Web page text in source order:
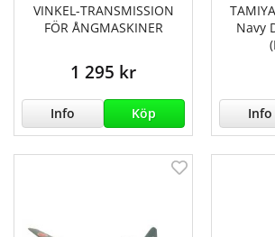
VINKEL-TRANSMISSION
FÖR ÅNGMASKINER
1 295 kr
Info Köp
Navy
Info